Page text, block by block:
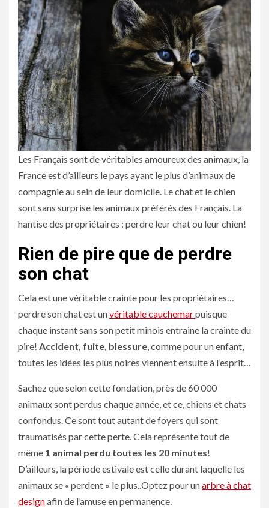
Les Français sont de véritables amoureux des animaux, la
France est d’ailleurs le pays ayant le plus d’animaux de
compagnie au sein de leur domicile. Le chat et le chien
sont sans surprise les animaux préférés des Français. La
hantise des propriétaires : perdre leur chat ou leur chien!
Rien de pire que de perdre
son chat
Cela est une véritable crainte pour les propriétaires…
perdre son chat est unvéritable cauchemarpuisque
chaque instant sans son petit minois entraine la crainte du
pire! Accident, fuite, blessure, comme pour un enfant,
toutes les idées les plus noires viennent ensuite à l’esprit…
Sachez que selon cette fondation, près de 60 000
animaux sont perdus chaque année, et ce, chiens et chats
confondus. Ce sont tout autant de foyers qui sont
traumatisés par cette perte. Cela représente tout de
même 1 animal perdu toutes les 20 minutes!
D’ailleurs, la période estivale est celle durant laquelle les
animaux se « perdent » le plus..Optez pour unarbre à chat
designafin de l’amuse en permanence.